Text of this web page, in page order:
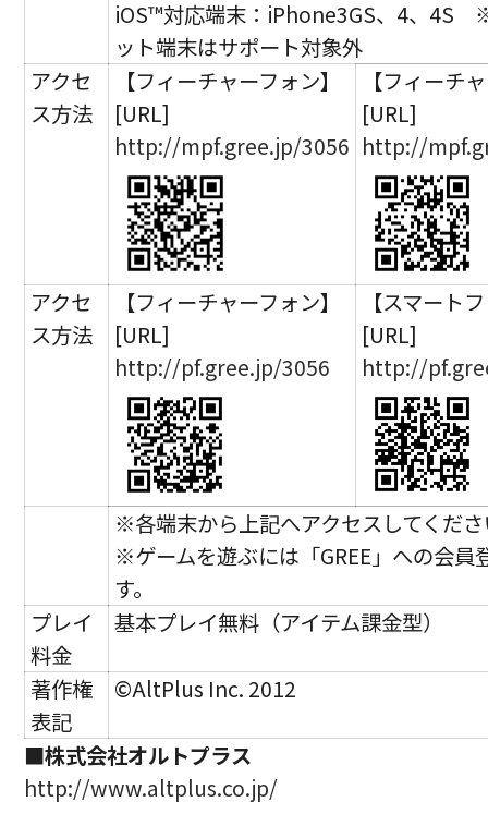
iOS™対応端末：iPhone3GS、4、4S
ット端末はサポート対象外
アクセ
ス方法
【フィーチャーフォン】
[URL]
http://mpf.gree.jp/3056
【フィーチ
[URL]
http://
アクセ
ス方法
【フィーチャーフォン】
[URL]
http://pf.gree.jp/3056
【スマート
[URL]
http://
※各端末から上記へアクセスしてくだ
※ゲームを遊ぶには「GREE」への会員
す。
プレイ
料金
基本プレイ無料（アイテム課金型）
著作権
表記
©AltPlus Inc. 2012
■株式会社オルトプラス
http://www.altplus.co.jp/